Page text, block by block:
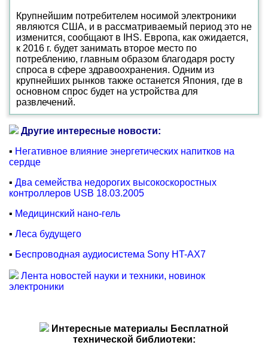
Крупнейшим потребителем носимой электроники
являются США, и в рассматриваемый период это не
изменится, сообщают в IHS. Европа, как ожидается,
к 2016 г. будет занимать второе место по
потреблению, главным образом благодаря росту
спроса в сфере здравоохранения. Одним из
крупнейших рынков также останется Япония, где в
основном спрос будет на устройства для
развлечений.
Другие интересные новости:
▪ Негативное влияние энергетических напитков на
сердце
▪ Два семейства недорогих высокоскоростных
контроллеров USB 18.03.2005
▪ Медицинский нано-гель
▪ Леса будущего
▪ Беспроводная аудиосистема Sony HT-AX7
Лента новостей науки и техники, новинок
электроники
Интересные материалы Бесплатной
технической библиотеки: